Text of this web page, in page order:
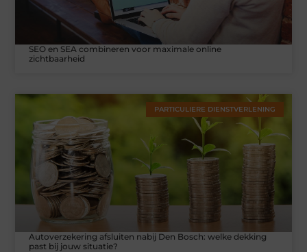
SEO en SEA combineren voor maximale online
zichtbaarheid
PARTICULIERE DIENSTVERLENING
Autoverzekering afsluiten nabij Den Bosch: welke dekking
past bij jouw situatie?